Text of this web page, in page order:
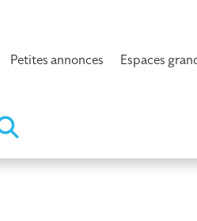
Petites annonces Espaces